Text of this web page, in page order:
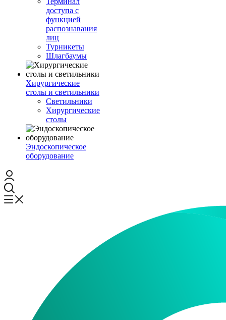
доступа с
функцией
распознавания
лиц
Турникеты
Шлагбаумы
Хирургические
столы и светильники
Светильники
Хирургические
столы
Эндоскопическое
оборудование